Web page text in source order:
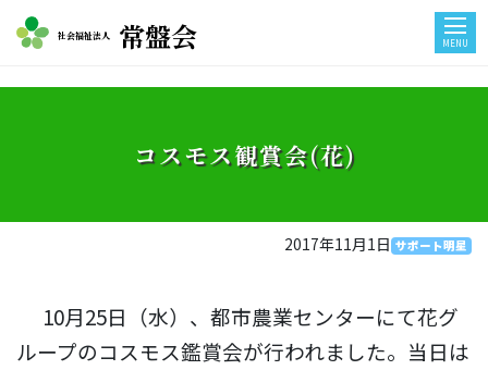
社会福祉法人 常盤会 MENU
コスモス観賞会(花)
2017年11月1日 サポート明星
10月25日（水）、都市農業センターにて花グ
ループのコスモス鑑賞会が行われました。当日は